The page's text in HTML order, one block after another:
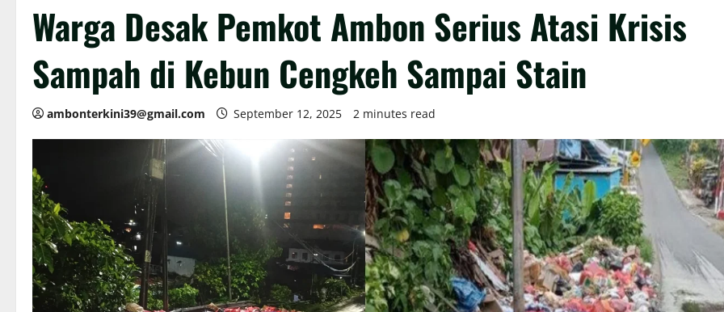
Warga Desak Pemkot Ambon Serius Atasi Krisis
Sampah di Kebun Cengkeh Sampai Stain
ambonterkini39@gmail.com September 12, 2025 2 minutes read